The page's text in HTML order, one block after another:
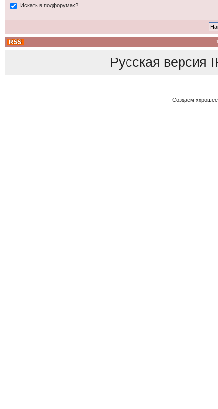
Искать в подфорумах?
Русская версия
Создаем